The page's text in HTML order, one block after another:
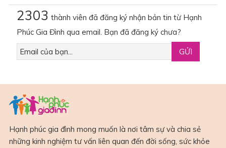
2303 thành viên đã đăng ký nhận bản tin từ Hạnh
Phúc Gia Đình qua email. Bạn đã đăng ký chưa?
Hạnh phúc gia đình mong muốn là nơi tâm sự và chia sẻ
những kinh nghiệm tư vấn liên quan đến đời sống, sức khỏe